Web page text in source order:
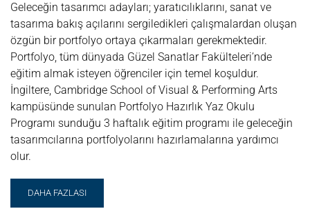
Geleceğin tasarımcı adayları; yaratıcılıklarını, sanat ve
tasarıma bakış açılarını sergiledikleri çalışmalardan oluşan
özgün bir portfolyo ortaya çıkarmaları gerekmektedir.
Portfolyo, tüm dünyada Güzel Sanatlar Fakülteleri’nde
eğitim almak isteyen öğrenciler için temel koşuldur.
İngiltere, Cambridge School of Visual & Performing Arts
kampüsünde sunulan Portfolyo Hazırlık Yaz Okulu
Programı sunduğu 3 haftalık eğitim programı ile geleceğin
tasarımcılarına portfolyolarını hazırlamalarına yardımcı
olur.
READ
MORE
DAHA FAZLASI